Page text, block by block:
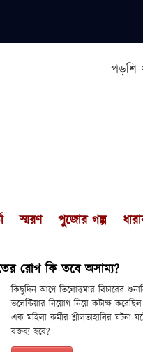
পড়শি
স্মরণ পুজোর গল্প
রোগ কি তবে অসাম্য?
কিছুদিন আগে তিলোত্তমার বিচারের
ভলেন্টিয়ার নিয়োগ নিয়ে কটাক্ষ
এক মহিলা কর্মীর শ্লীলতাহানির ঘটনা
বক্তব্য হবে?